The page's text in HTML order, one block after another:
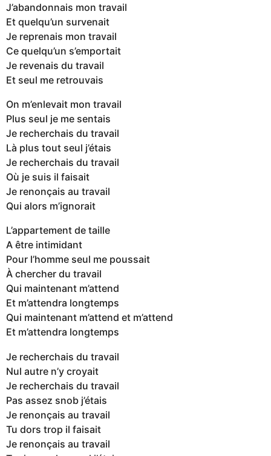
J’abandonnais mon travail
Et quelqu’un survenait
Je reprenais mon travail
Ce quelqu’un s’emportait
Je revenais du travail
Et seul me retrouvais
On m’enlevait mon travail
Plus seul je me sentais
Je recherchais du travail
Là plus tout seul j’étais
Je recherchais du travail
Où je suis il faisait
Je renonçais au travail
Qui alors m’ignorait
L’appartement de taille
A être intimidant
Pour l’homme seul me poussait
À chercher du travail
Qui maintenant m’attend
Et m’attendra longtemps
Qui maintenant m’attend et m’attend
Et m’attendra longtemps
Je recherchais du travail
Nul autre n’y croyait
Je recherchais du travail
Pas assez snob j’étais
Je renonçais au travail
Tu dors trop il faisait
Je renonçais au travail